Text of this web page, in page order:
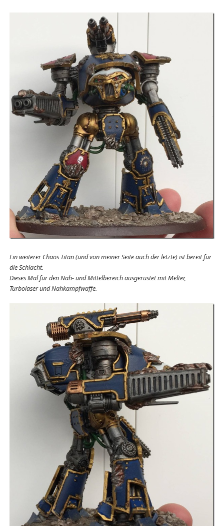
Ein weiterer Chaos Titan (und von meiner Seite auch der letzte) ist bereit für
die Schlacht.
Dieses Mal für den Nah- und Mittelbereich ausgerüstet mit Melter,
Turbolaser und Nahkampfwaffe.